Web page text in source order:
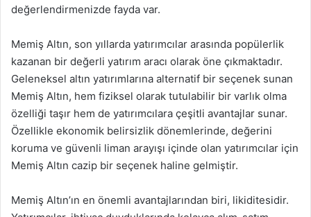
değerlendirmenizde fayda var.
Memiş Altın, son yıllarda yatırımcılar arasında popülerlik
kazanan bir değerli yatırım aracı olarak öne çıkmaktadır.
Geleneksel altın yatırımlarına alternatif bir seçenek sunan
Memiş Altın, hem fiziksel olarak tutulabilir bir varlık olma
özelliği taşır hem de yatırımcılara çeşitli avantajlar sunar.
Özellikle ekonomik belirsizlik dönemlerinde, değerini
koruma ve güvenli liman arayışı içinde olan yatırımcılar için
Memiş Altın cazip bir seçenek haline gelmiştir.
Memiş Altın’ın en önemli avantajlarından biri, likiditesidir.